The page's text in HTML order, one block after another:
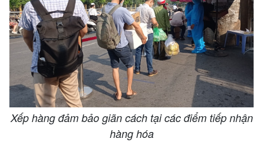
Xếp hàng đảm bảo giãn cách tại các điểm tiếp nhận
hàng hóa